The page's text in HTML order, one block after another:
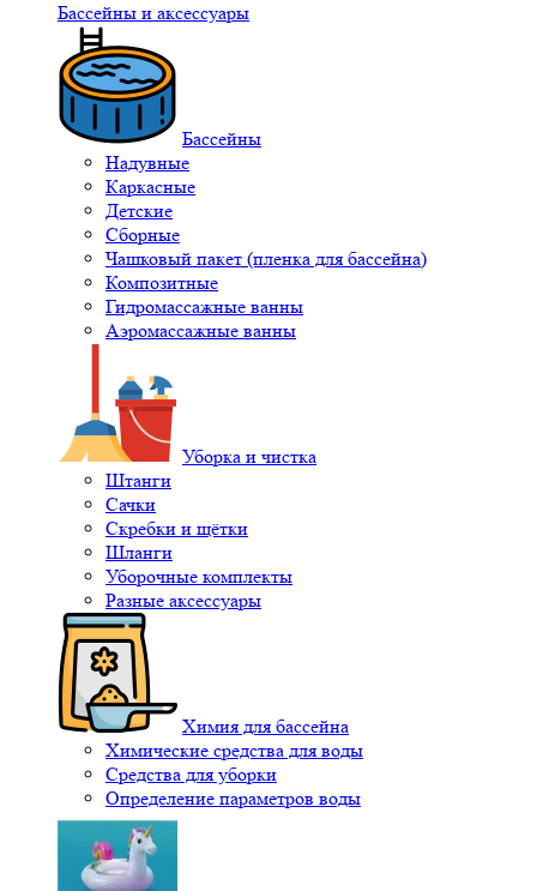
Бассейны и аксессуары
Бассейны
Надувные
Каркасные
Детские
Сборные
Чашковый пакет (пленка для бассейна)
Композитные
Гидромассажные ванны
Аэромассажные ванны
Уборка и чистка
Штанги
Сачки
Скребки и щётки
Шланги
Уборочные комплекты
Разные аксессуары
Химия для бассейна
Химические средства для воды
Средства для уборки
Определение параметров воды